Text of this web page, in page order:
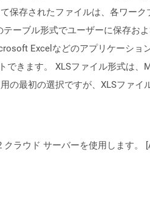
保存されたファイルは、各ワー
ーブル形式でユーザーに保存お
Excelなどのアプリケーショ
できます。 XLSファイル形式は
の最初の選択ですが、XLSファイ
ラウド サーバーを使用します。